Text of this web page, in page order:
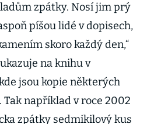
zpátky. Nosí jim prý
píšou lidé v dopisech,
skoro každý den,“
na knihu v
jsou kopie některých
například v roce 2002
zpátky sedmikilový kus